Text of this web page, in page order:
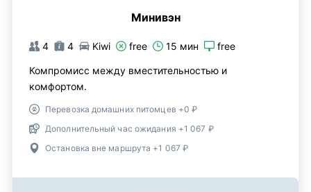
Минивэн
4 4 Kiwi free 15 мин free
Компромисс между вместительностью и
комфортом.
Перевозка домашних питомцев +0 ₽
Дополнительный час ожидания +1 067 ₽
Остановка вне маршрута +1 067 ₽